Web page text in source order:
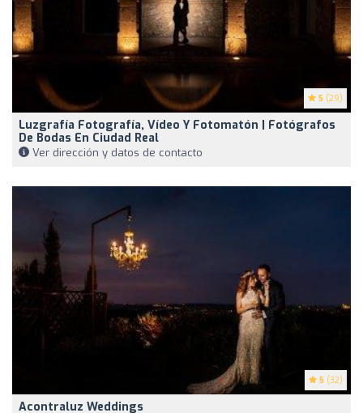
5 (29)
Luzgrafía Fotografía, Vídeo Y Fotomatón | Fotógrafos
De Bodas En Ciudad Real
Ver dirección y datos de contacto
5 (32)
Acontraluz Weddings